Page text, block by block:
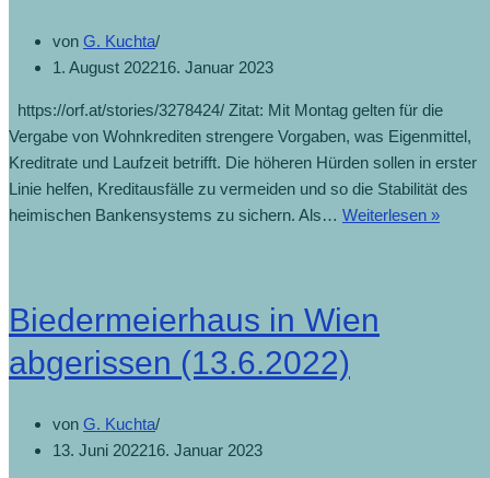
von G. Kuchta
1. August 202216. Januar 2023
https://orf.at/stories/3278424/ Zitat: Mit Montag gelten für die
Vergabe von Wohnkrediten strengere Vorgaben, was Eigenmittel,
Kreditrate und Laufzeit betrifft. Die höheren Hürden sollen in erster
Linie helfen, Kreditausfälle zu vermeiden und so die Stabilität des
heimischen Bankensystems zu sichern. Als… Weiterlesen »
Biedermeierhaus in Wien
abgerissen (13.6.2022)
von G. Kuchta
13. Juni 202216. Januar 2023